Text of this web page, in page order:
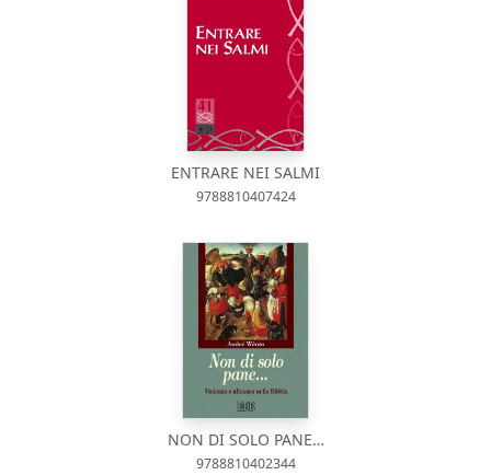
ENTRARE NEI SALMI
9788810407424
NON DI SOLO PANE…
9788810402344